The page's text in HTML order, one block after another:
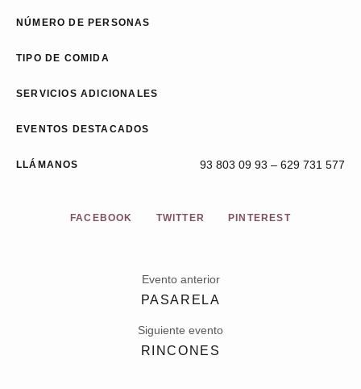
NÚMERO DE PERSONAS
TIPO DE COMIDA
SERVICIOS ADICIONALES
EVENTOS DESTACADOS
LLÁMANOS 93 803 09 93 – 629 731 577
FACEBOOK TWITTER PINTEREST
PASARELA
Evento anterior
RINCONES
Siguiente evento